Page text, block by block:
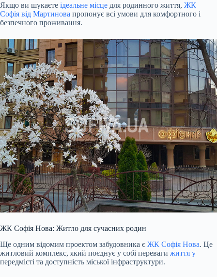
Якщо ви шукаєте ідеальне місце для родинного життя, ЖК
Софія від Мартинова пропонує всі умови для комфортного і
безпечного проживання.
ЖК Софія Нова: Житло для сучасних родин
Ще одним відомим проектом забудовника є ЖК Софія Нова. Це
житловий комплекс, який поєднує у собі переваги життя у
передмісті та доступність міської інфраструктури.